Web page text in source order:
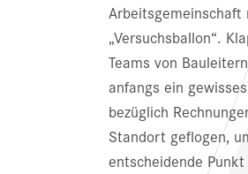
„Versuchsballon“.
Teams von
anfangs ein
bezüglich
Standort geflogen,
entscheidende